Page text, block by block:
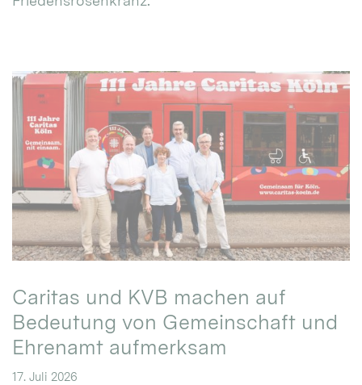
Caritas und KVB machen auf
Bedeutung von Gemeinschaft und
Ehrenamt aufmerksam
17. Juli 2026